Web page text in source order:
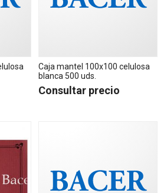
Caja mantel 100x100 celulosa
blanca 500 uds.
Consultar precio